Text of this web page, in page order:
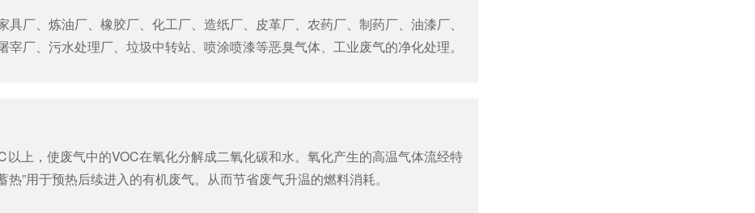
厂、炼油厂、橡胶厂、化工厂、造纸厂、皮革厂、农药厂、制药厂、油漆厂、
厂、污水处理厂、垃圾中转站、喷涂喷漆等恶臭气体、工业废气的净化处理。
上，使废气中的VOC在氧化分解成二氧化碳和水。氧化产生的高温气体流经特
”用于预热后续进入的有机废气。从而节省废气升温的燃料消耗。